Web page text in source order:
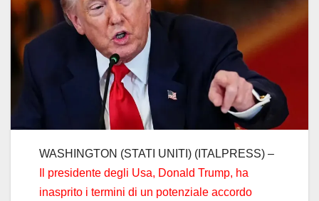
WASHINGTON (STATI UNITI) (ITALPRESS) –
Il presidente degli Usa, Donald Trump, ha
inasprito i termini di un potenziale accordo